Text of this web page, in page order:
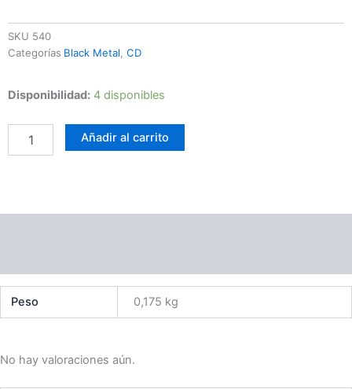
SKU 540
Categorías Black Metal, CD
Disponibilidad: 4 disponibles
Under
Night
–
cantidad
Añadir al carrito
Peso 0,175 kg
No hay valoraciones aún.